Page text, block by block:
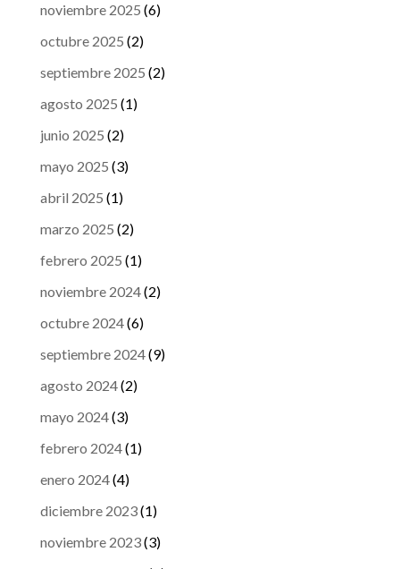
noviembre 2025 (6)
octubre 2025 (2)
septiembre 2025 (2)
agosto 2025 (1)
junio 2025 (2)
mayo 2025 (3)
abril 2025 (1)
marzo 2025 (2)
febrero 2025 (1)
noviembre 2024(2)
octubre 2024(6)
septiembre 2024(9)
agosto 2024(2)
mayo 2024(3)
febrero 2024(1)
enero 2024(4)
diciembre 2023(1)
noviembre 2023(3)